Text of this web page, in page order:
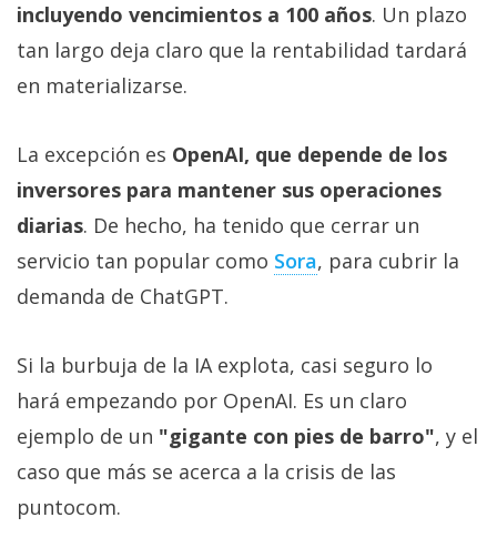
incluyendo vencimientos a 100 años. Un plazo
tan largo deja claro que la rentabilidad tardará
en materializarse.
La excepción es OpenAI, que depende de los
inversores para mantener sus operaciones
diarias. De hecho, ha tenido que cerrar un
servicio tan popular como Sora‎, para cubrir la
demanda de ChatGPT.
Si la burbuja de la IA explota, casi seguro lo
hará empezando por OpenAI. Es un claro
ejemplo de un "gigante con pies de barro", y el
caso que más se acerca a la crisis de las
puntocom.